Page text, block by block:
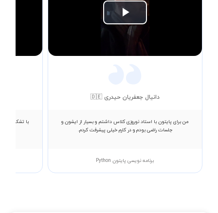
Play
دانیال جعفریان حیدری 🇩🇪
من برای پایتون با استاد نوروزی کلاس داشتم و بسیار از ایشون و
جلسات راضی بودم و در کارم خیلی پیشرفت کردم.
برنامه نویسی پایتون Python
با تشکر از